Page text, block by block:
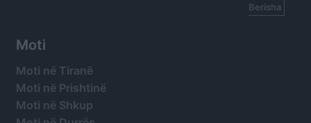
Berisha
Moti
Moti në Tiranë
Moti në Prishtinë
Moti në Shkup